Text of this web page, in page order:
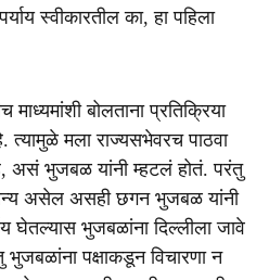
स्वीकारतील का, हा पहिला
बोलताना प्रतिक्रिया
त्यामुळे मला राज्यसभेवरच पाठवा
भुजबळ यांनी म्हटलं होतं. परंतु
असेल असही छगन भुजबळ यांनी
घेतल्यास भुजबळांना दिल्लीला जावे
पक्षाकडून विचारणा न